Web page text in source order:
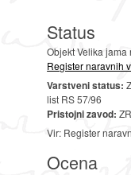
Status
Objekt Velika
Register naravnih
Varstveni status:
list RS 57/96
Pristojni zavod:
Vir: Register
Ocena